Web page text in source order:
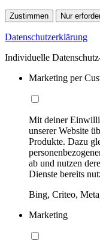
Zustimmen Nur
Datenschutzerklärung
Individuelle
Marketing per
Mit deiner
unserer Website
Produkte. Dazu
ab und nutzen
Dienste bereits
Bing, Criteo,
Marketing